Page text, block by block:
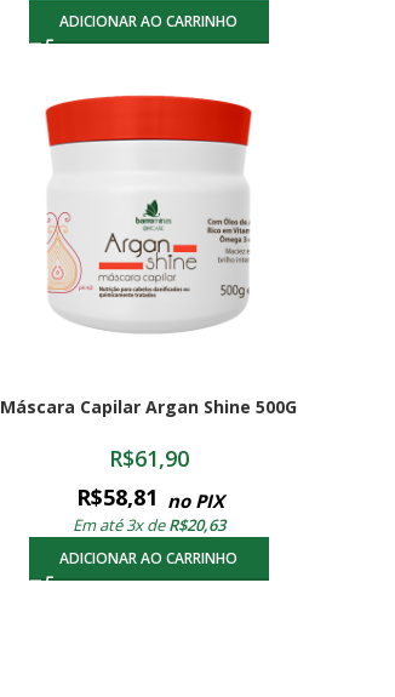
ADICIONAR AO CARRINHO
Máscara Capilar Argan Shine 500G
R$61,90
R$58,81 no PIX
Em até 3x deR$20,63
ADICIONAR AO CARRINHO